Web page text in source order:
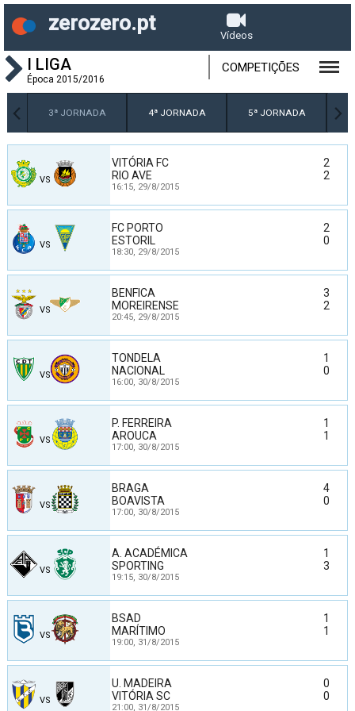
zerozero.pt
Vídeos
I LIGA
Época 2015/2016
COMPETIÇÕES
3ª JORNADA 4ª JORNADA 5ª JORNADA
VS
VITÓRIA FC
2
RIO AVE
2
16:15, 29/8/2015
VS
FC PORTO
2
ESTORIL
0
18:30, 29/8/2015
VS
BENFICA
3
MOREIRENSE
2
20:45, 29/8/2015
VS
TONDELA
1
NACIONAL
0
16:00, 30/8/2015
VS
P. FERREIRA
1
AROUCA
1
17:00, 30/8/2015
VS
BRAGA
4
BOAVISTA
0
17:00, 30/8/2015
VS
A. ACADÉMICA
1
SPORTING
3
19:15, 30/8/2015
VS
BSAD
1
MARÍTIMO
1
19:00, 31/8/2015
VS
U. MADEIRA
0
VITÓRIA SC
0
21:00, 31/8/2015